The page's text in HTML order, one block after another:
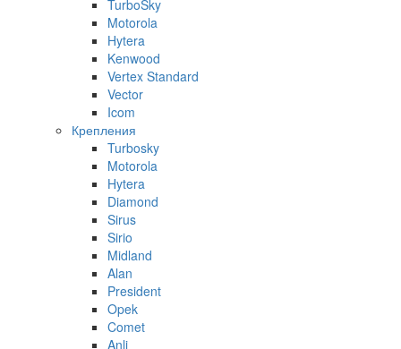
TurboSky
Motorola
Hytera
Kenwood
Vertex Standard
Vector
Icom
Крепления
Turbosky
Motorola
Hytera
Diamond
Sirus
Sirio
Midland
Alan
President
Opek
Comet
Anli